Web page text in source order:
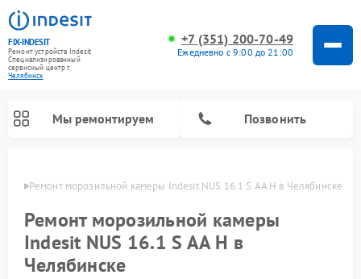
FIX-INDESIT
Ремонт устройств Indesit
Специализированный
cервисный центр г.
Челябинск
+7 (351) 200-70-49
Ежедневно с 9:00 до 21:00
Мы ремонтируем Позвонить
Ремонт морозильной камеры Indesit NUS 16.1 S AA H в Челябинске
Ремонт морозильной камеры
Indesit NUS 16.1 S AA H в
Челябинске